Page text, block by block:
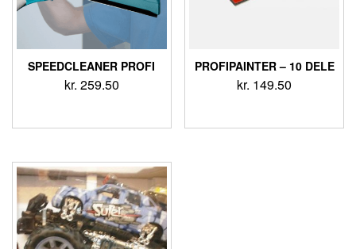
SPEEDCLEANER PROFI
kr. 259.50
PROFIPAINTER – 10 DELE
kr. 149.50